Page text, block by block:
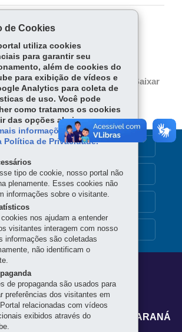
COMPARTILHE:
Fa
ce
bo
ok
Tw
itt
er
ha
ts
Ap
p
Início Imprimir Baixar
SITE
CORRUPÇÃO
INSTITUCIONAL
AGROPECUÁRIA DO PARANÁ
de Cookies
utiliza cookies
para garantir seu
além de cookies do
para exibição de vídeos e
Analytics para coleta de
de uso. Você pode
como tratamos os cookies
das opções abaixo.
informações, acesse
Política de Privacidade.
tipo de cookie, nosso portal não
plenamente. Esses cookies não
informações sobre o visitante.
nos ajudam a entender
visitantes interagem com nosso
informações são coletadas
não identificam o
de propaganda são usados para
preferências dos visitantes em
relacionadas com vídeos
exibidos através do